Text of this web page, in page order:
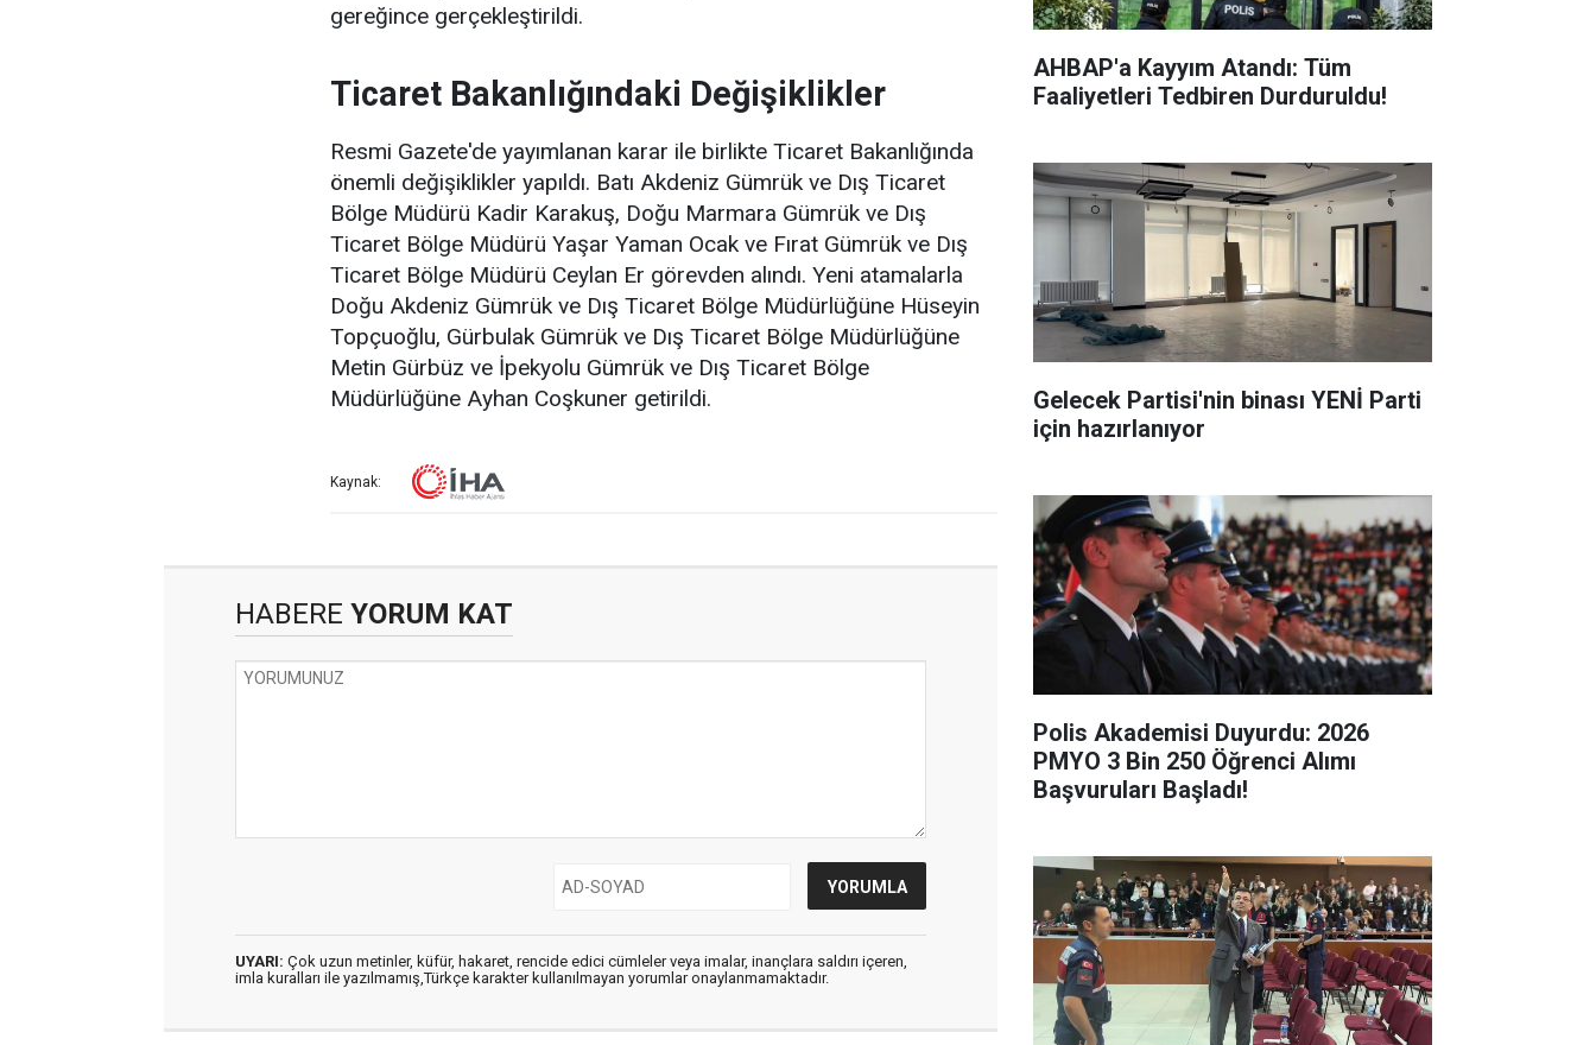
gereğince gerçekleştirildi.
Ticaret Bakanlığındaki Değişiklikler
Resmi Gazete'de yayımlanan karar ile birlikte Ticaret Bakanlığında
önemli değişiklikler yapıldı. Batı Akdeniz Gümrük ve Dış Ticaret
Bölge Müdürü Kadir Karakuş, Doğu Marmara Gümrük ve Dış
Ticaret Bölge Müdürü Yaşar Yaman Ocak ve Fırat Gümrük ve Dış
Ticaret Bölge Müdürü Ceylan Er görevden alındı. Yeni atamalarla
Doğu Akdeniz Gümrük ve Dış Ticaret Bölge Müdürlüğüne Hüseyin
Topçuoğlu, Gürbulak Gümrük ve Dış Ticaret Bölge Müdürlüğüne
Metin Gürbüz ve İpekyolu Gümrük ve Dış Ticaret Bölge
Müdürlüğüne Ayhan Coşkuner getirildi.
Kaynak:
HABERE YORUM KAT
UYARI: Çok uzun metinler, küfür, hakaret, rencide edici cümleler veya imalar, inançlara saldırı içeren,
imla kuralları ile yazılmamış,Türkçe karakter kullanılmayan yorumlar onaylanmamaktadır.
AHBAP'a Kayyım Atandı: Tüm
Faaliyetleri Tedbiren Durduruldu!
Gelecek Partisi'nin binası YENİ Parti
için hazırlanıyor
Polis Akademisi Duyurdu: 2026
PMYO 3 Bin 250 Öğrenci Alımı
Başvuruları Başladı!